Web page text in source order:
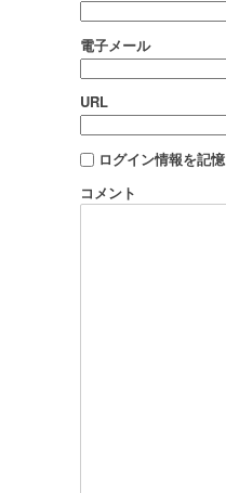
電子メール
URL
ログイン情報を記憶
コメント